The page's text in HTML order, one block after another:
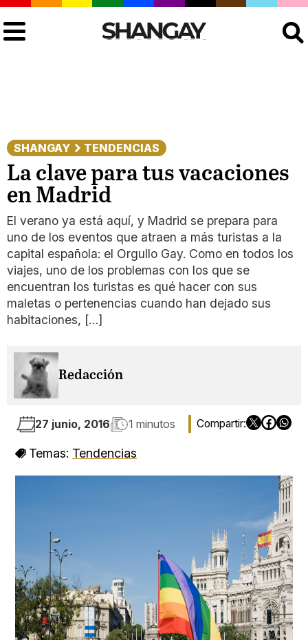
SHANGAY TENDENCIAS
La clave para tus vacaciones
en Madrid
El verano ya está aquí, y Madrid se prepara para
uno de los eventos que atraen a más turistas a la
capital española: el Orgullo Gay. Como en todos los
viajes, uno de los problemas con los que se
encuentran los turistas es qué hacer con sus
maletas o pertenencias cuando han dejado sus
habitaciones, […]
Redacción
27 junio, 2016 1 minutos
Temas: Tendencias